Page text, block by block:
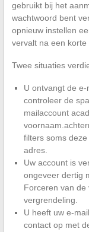
gebruikt bij het
wachtwoord bent
opnieuw instellen
vervalt na een
Twee situaties
U ontvangt de
controleer de
mailaccount
filters soms
adres.
Uw account is
ongeveer dertig
Forceren van de
vergrendeling.
U heeft uw e-
contact op met